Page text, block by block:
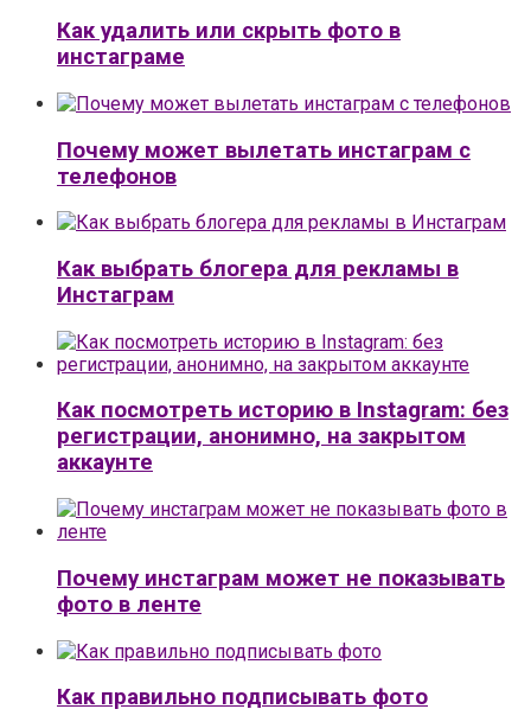
Как удалить или скрыть фото в
инстаграме
Почему может вылетать инстаграм с
телефонов
Как выбрать блогера для рекламы в
Инстаграм
Как посмотреть историю в Instagram: без
регистрации, анонимно, на закрытом
аккаунте
Почему инстаграм может не показывать
фото в ленте
Как правильно подписывать фото